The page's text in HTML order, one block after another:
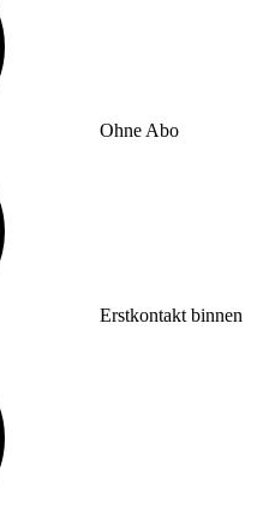
Ohne Abo
Erstkontakt binnen